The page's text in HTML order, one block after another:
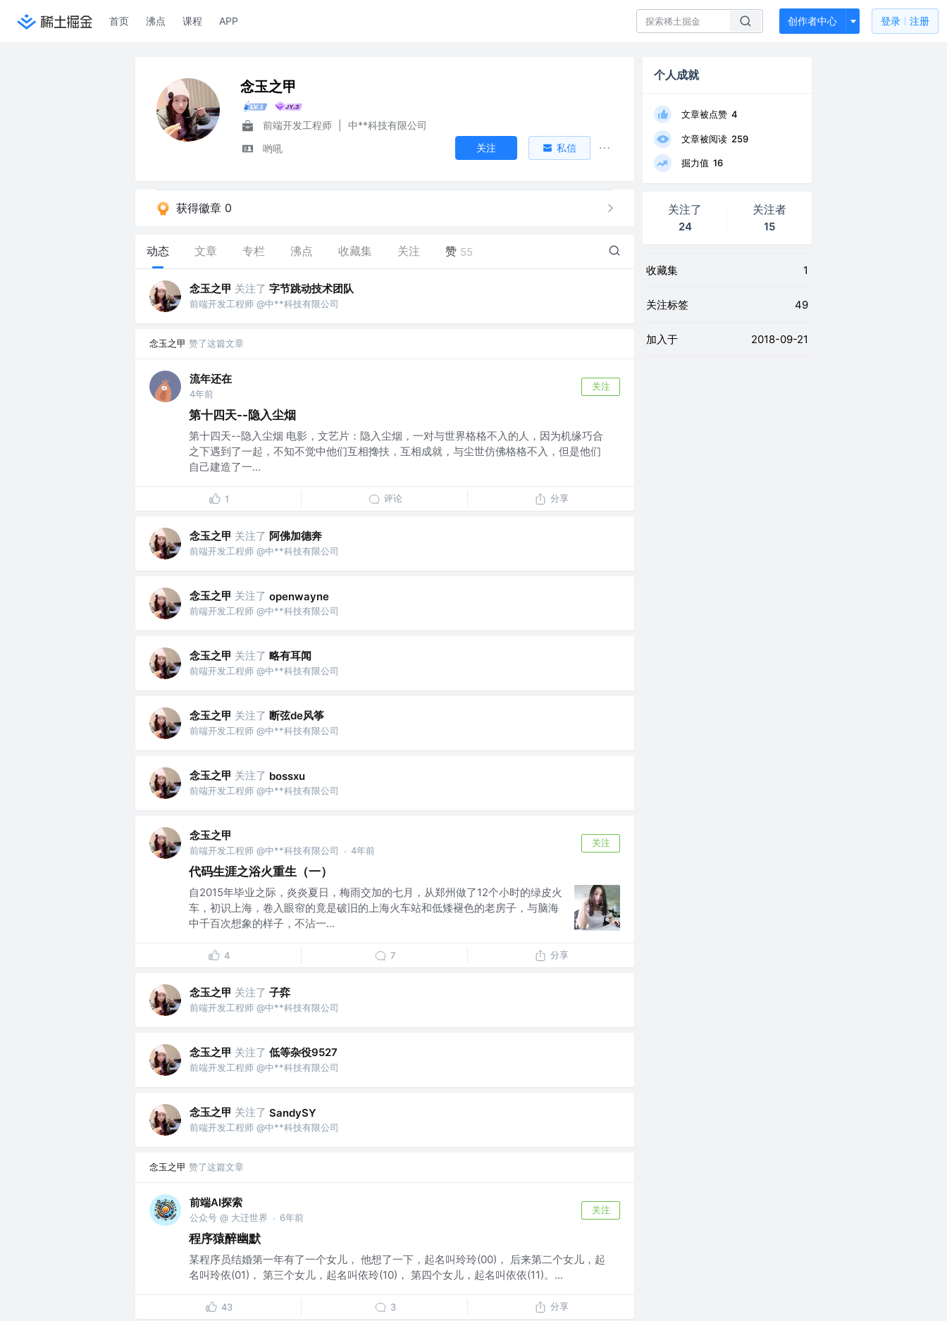
首页 沸点 课程 APP 创作者中心 登录 注册
念玉之甲
前端开发工程师
中**科技有限公司
哟吼
关注 私信
获得徽章 0
动态 文章 专栏 沸点 收藏集 关注 赞 55
念玉之甲 关注了 字节跳动技术团队
前端开发工程师 @中**科技有限公司
念玉之甲 赞了这篇文章
流年还在
4年前
关注
第十四天--隐入尘烟
第十四天--隐入尘烟 电影，文艺片：隐入尘烟，一对与世界格格不入的人，因为机缘巧合
之下遇到了一起，不知不觉中他们互相搀扶，互相成就，与尘世仿佛格格不入，但是他们
自己建造了一...
1 评论 分享
念玉之甲 关注了 阿佛加德奔
前端开发工程师 @中**科技有限公司
念玉之甲 关注了 openwayne
前端开发工程师 @中**科技有限公司
念玉之甲 关注了 略有耳闻
前端开发工程师 @中**科技有限公司
念玉之甲 关注了 断弦de风筝
前端开发工程师 @中**科技有限公司
念玉之甲 关注了 bossxu
前端开发工程师 @中**科技有限公司
念玉之甲
前端开发工程师 @中**科技有限公司 · 4年前
关注
代码生涯之浴火重生（一）
自2015年毕业之际，炎炎夏日，梅雨交加的七月，从郑州做了12个小时的绿皮火
车，初识上海，卷入眼帘的竟是破旧的上海火车站和低矮褪色的老房子，与脑海
中千百次想象的样子，不沾一...
4 7 分享
念玉之甲 关注了 子弈
前端开发工程师 @中**科技有限公司
念玉之甲 关注了 低等杂役9527
前端开发工程师 @中**科技有限公司
念玉之甲 关注了 SandySY
前端开发工程师 @中**科技有限公司
念玉之甲 赞了这篇文章
前端AI探索
公众号 @ 大迁世界 · 6年前
关注
程序猿醉幽默
某程序员结婚第一年有了一个女儿， 他想了一下，起名叫玲玲(00)， 后来第二个女儿，起
名叫玲依(01)， 第三个女儿，起名叫依玲(10)， 第四个女儿，起名叫依依(11)。...
43 3 分享
个人成就
文章被点赞 4
文章被阅读 259
掘力值 16
关注了
24
关注者
15
收藏集 1
关注标签 49
加入于 2018-09-21